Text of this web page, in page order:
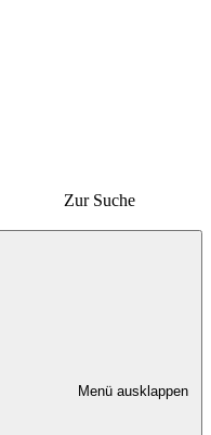
Zur Suche
Menü ausklappen